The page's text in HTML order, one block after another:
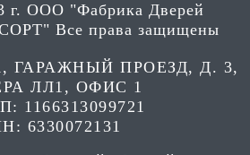
г. ООО "Фабрика Дверей
Все права защищены
ГАРАЖНЫЙ ПРОЕЗД, Д. 3,
ЛЛ1, ОФИС 1
1166313099721
6330072131